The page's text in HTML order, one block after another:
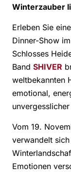
Winterzauber
Erleben Sie
Dinner-Show
Schlosses
Band SHIVER
weltbekannten
emotional,
Vom 19.
verwandelt
Emotionen